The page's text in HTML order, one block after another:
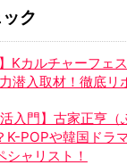
ク
Kカルチャーフェ
潜入取材！徹底リ
活入門】古家正亨
K-POPや韓国ドラ
ャリスト！